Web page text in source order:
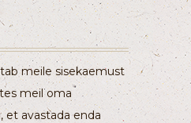
meile sisekaemust
meil oma
et avastada enda